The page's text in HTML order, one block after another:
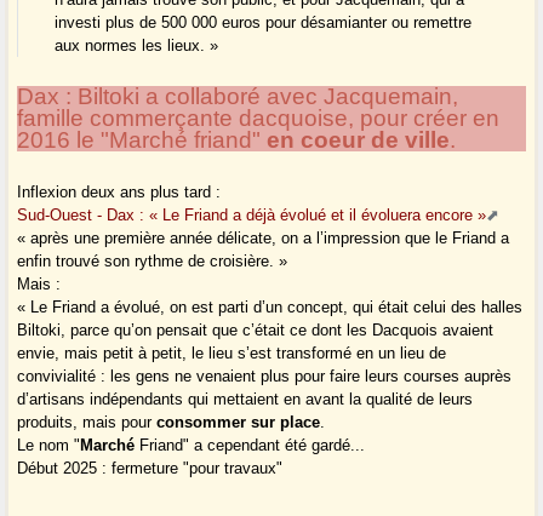
investi plus de 500 000 euros pour désamianter ou remettre
aux normes les lieux. »
Dax : Biltoki a collaboré avec Jacquemain,
famille commerçante dacquoise, pour créer en
2016 le "Marché friand" en coeur de ville.
Inflexion deux ans plus tard :
Sud-Ouest - Dax : « Le Friand a déjà évolué et il évoluera encore »
« après une première année délicate, on a l’impression que le Friand a
enfin trouvé son rythme de croisière. »
Mais :
« Le Friand a évolué, on est parti d’un concept, qui était celui des halles
Biltoki, parce qu’on pensait que c’était ce dont les Dacquois avaient
envie, mais petit à petit, le lieu s’est transformé en un lieu de
convivialité : les gens ne venaient plus pour faire leurs courses auprès
d’artisans indépendants qui mettaient en avant la qualité de leurs
produits, mais pourconsommer sur place.
Le nom " Marché Friand" a cependant été gardé...
Début 2025 : fermeture "pour travaux"